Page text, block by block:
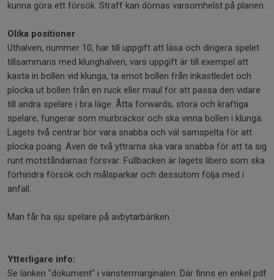
kunna göra ett försök. Straff kan dömas varsomhelst på planen.
Olika positioner
Uthalven, nummer 10, har till uppgift att läsa och dirigera spelet
tillsammans med klunghalven, vars uppgift är till exempel att
kasta in bollen vid klunga, ta emot bollen från inkastledet och
plocka ut bollen från en ruck eller maul för att passa den vidare
till andra spelare i bra läge. Åtta forwards, stora och kraftiga
spelare, fungerar som murbräckor och ska vinna bollen i klunga.
Lagets två centrar bör vara snabba och väl samspelta för att
plocka poäng. Även de två yttrarna ska vara snabba för att ta sig
runt motståndarnas försvar. Fullbacken är lagets libero som ska
förhindra försök och målsparkar och dessutom följa med i
anfall.
Man får ha sju spelare på avbytarbänken.
Ytterligare info:
Se länken "dokument" i vänstermarginalen. Där finns en enkel pdf